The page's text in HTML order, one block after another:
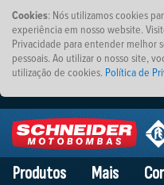
Cookies: Nós utilizamos cookies
experiência em nosso website.
Privacidade para entender melhor
pessoais. Ao utilizar o nosso site,
utilização de cookies. Política de
Produtos Mais